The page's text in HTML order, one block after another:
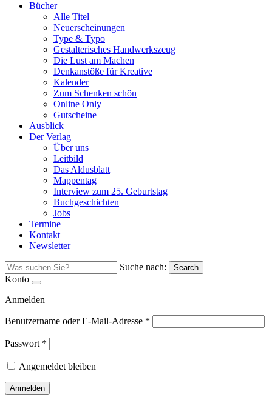
Bücher
Alle Titel
Neuerscheinungen
Type & Typo
Gestalterisches Handwerkszeug
Die Lust am Machen
Denkanstöße für Kreative
Kalender
Zum Schenken schön
Online Only
Gutscheine
Ausblick
Der Verlag
Über uns
Leitbild
Das Aldusblatt
Mappentag
Interview zum 25. Geburtstag
Buchgeschichten
Jobs
Termine
Kontakt
Newsletter
Suche nach: Search
Konto
Anmelden
Benutzername oder E-Mail-Adresse *
Passwort *
Angemeldet bleiben
Anmelden